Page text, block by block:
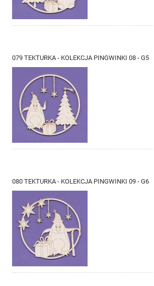
079 TEKTURKA - KOLEKCJA PINGWINKI 08 - G5
080 TEKTURKA - KOLEKCJA PINGWINKI 09 - G6